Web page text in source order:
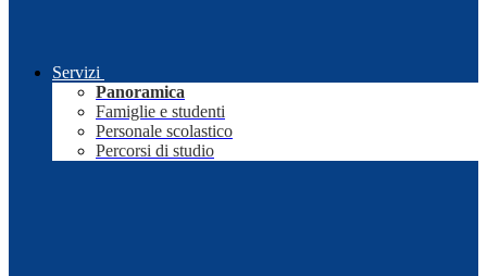
Servizi
Panoramica
Famiglie e studenti
Personale scolastico
Percorsi di studio